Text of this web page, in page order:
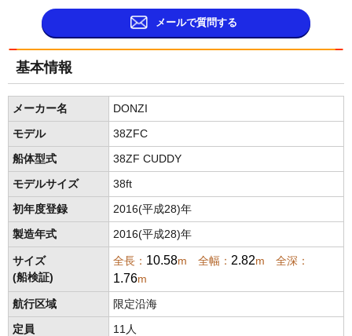
メールで質問する
基本情報
メーカー名 DONZI
モデル 38ZFC
船体型式 38ZF CUDDY
モデルサイズ 38ft
初年度登録 2016(平成28)年
製造年式 2016(平成28)年
サイズ
(船検証)
全長： 10.58m 全幅： 2.82m 全深：
1.76m
航行区域 限定沿海
定員 11人